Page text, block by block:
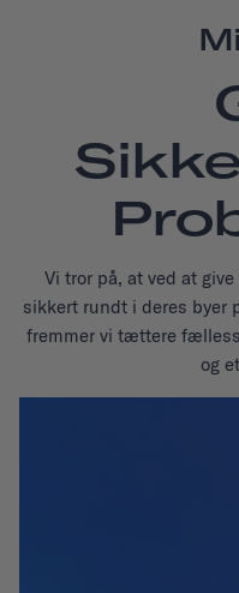
Vi tror på, at ved at
sikkert rundt i deres byer
fremmer vi tættere
og